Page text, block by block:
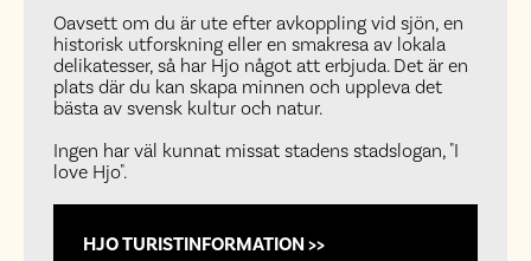
Oavsett om du är ute efter avkoppling vid sjön, en
historisk utforskning eller en smakresa av lokala
delikatesser, så har Hjo något att erbjuda. Det är en
plats där du kan skapa minnen och uppleva det
bästa av svensk kultur och natur.
Ingen har väl kunnat missat stadens stadslogan, "I
love Hjo".
HJO TURISTINFORMATION >>